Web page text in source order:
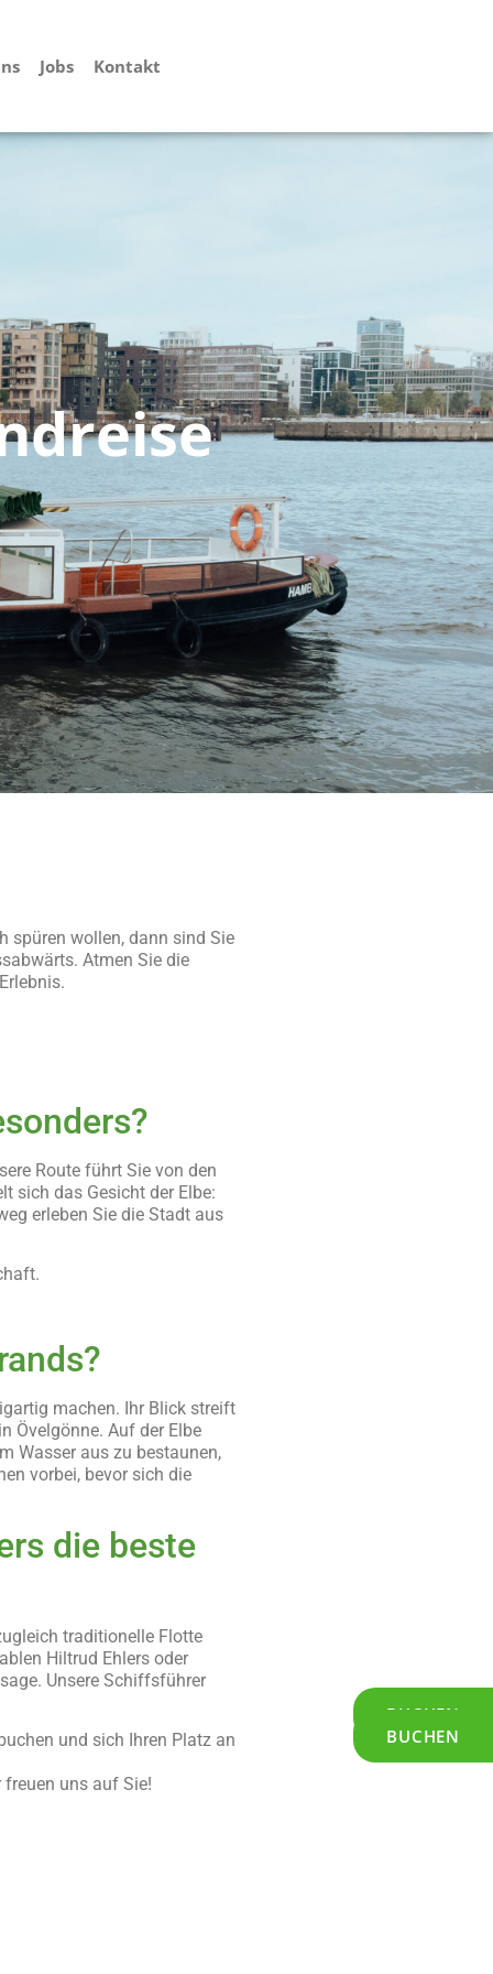
Jobs Kontakt
spüren wollen, dann sind Sie
Atmen Sie die
Route führt Sie von den
sich das Gesicht der Elbe:
erleben Sie die Stadt aus
machen. Ihr Blick streift
Övelgönne. Auf der Elbe
Wasser aus zu bestaunen,
vorbei, bevor sich die
die beste
traditionelle Flotte
Hiltrud Ehlers oder
Unsere Schiffsführer
und sich Ihren Platz an
uns auf Sie!
BUCHEN
BUCHEN